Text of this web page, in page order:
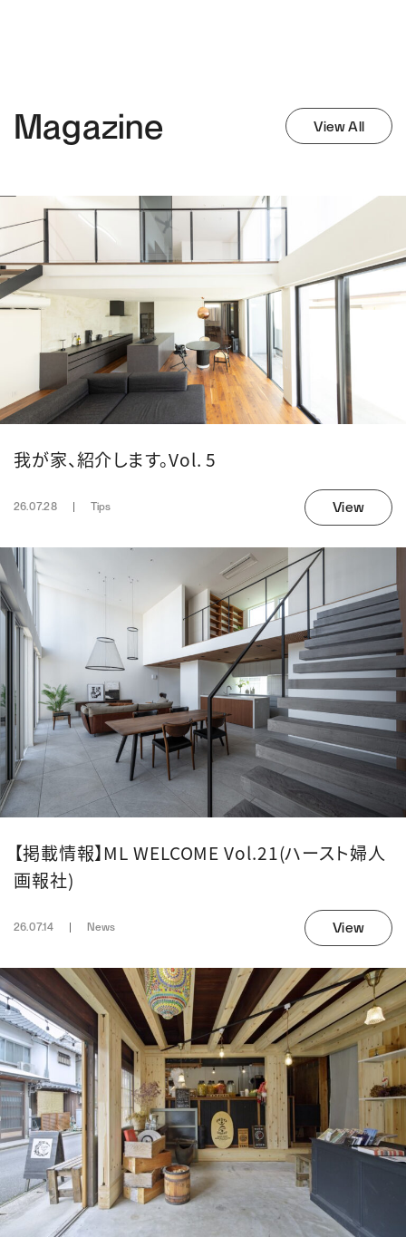
Magazine View All
我が家、紹介します。Vol. 5
26.07.28 Tips View
【掲載情報】ML WELCOME Vol.21(ハースト婦人
画報社)
26.07.14 News View